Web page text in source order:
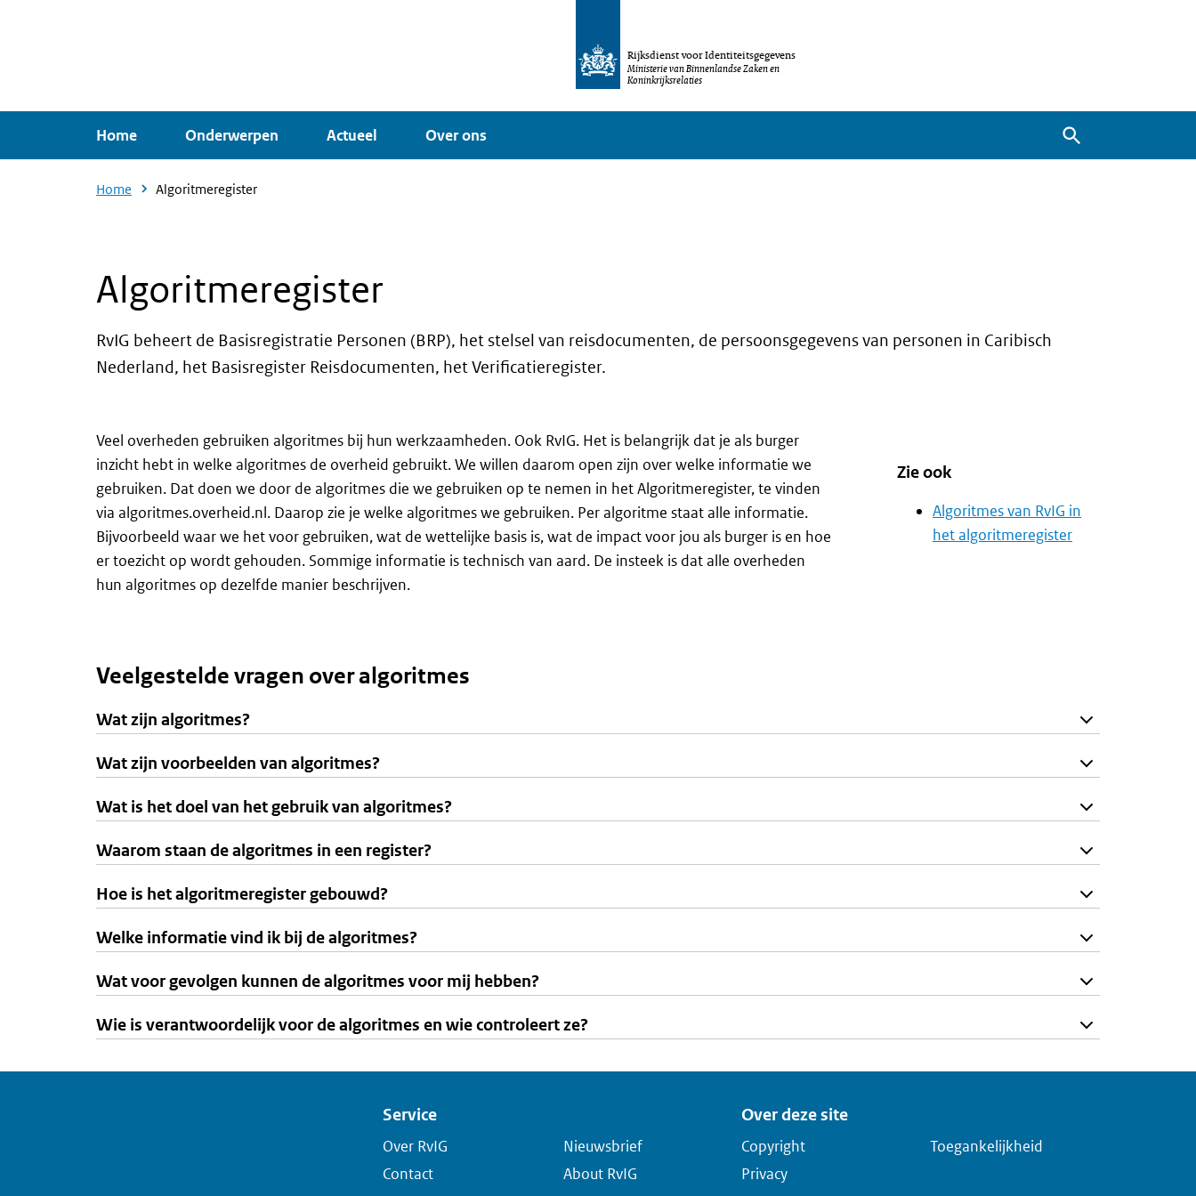
de
gaan
Rijksdienst voor Identiteitsgegevens
Ministerie van Binnenlandse Zaken en
Koninkrijksrelaties
Home Onderwerpen Actueel Over ons
Zoeken
Home Algoritmeregister
Algoritmeregister
RvIG beheert de Basisregistratie Personen (BRP), het stelsel van reisdocumenten, de persoonsgegevens van personen in Caribisch
Nederland, het Basisregister Reisdocumenten, het Verificatieregister.
Veel overheden gebruiken algoritmes bij hun werkzaamheden. Ook RvIG. Het is belangrijk dat je als burger
inzicht hebt in welke algoritmes de overheid gebruikt. We willen daarom open zijn over welke informatie we
gebruiken. Dat doen we door de algoritmes die we gebruiken op te nemen in het Algoritmeregister, te vinden
via algoritmes.overheid.nl. Daarop zie je welke algoritmes we gebruiken. Per algoritme staat alle informatie.
Bijvoorbeeld waar we het voor gebruiken, wat de wettelijke basis is, wat de impact voor jou als burger is en hoe
er toezicht op wordt gehouden. Sommige informatie is technisch van aard. De insteek is dat alle overheden
hun algoritmes op dezelfde manier beschrijven.
Zie ook
Algoritmes van RvIG in
het algoritmeregister
Veelgestelde vragen over algoritmes
Wat zijn algoritmes?
Wat zijn voorbeelden van algoritmes?
Wat is het doel van het gebruik van algoritmes?
Waarom staan de algoritmes in een register?
Hoe is het algoritmeregister gebouwd?
Welke informatie vind ik bij de algoritmes?
Wat voor gevolgen kunnen de algoritmes voor mij hebben?
Wie is verantwoordelijk voor de algoritmes en wie controleert ze?
Service
Over RvIG
Contact
Nieuwsbrief
About RvIG
Over deze site
Copyright
Privacy
Toegankelijkheid